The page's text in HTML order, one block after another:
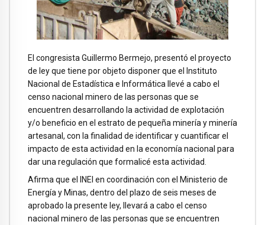
El congresista Guillermo Bermejo, presentó el proyecto
de ley que tiene por objeto disponer que el Instituto
Nacional de Estadística e Informática llevé a cabo el
censo nacional minero de las personas que se
encuentren desarrollando la actividad de explotación
y/o beneficio en el estrato de pequeña minería y minería
artesanal, con la finalidad de identificar y cuantificar el
impacto de esta actividad en la economía nacional para
dar una regulación que formalicé esta actividad.
Afirma que el INEI en coordinación con el Ministerio de
Energía y Minas, dentro del plazo de seis meses de
aprobado la presente ley, llevará a cabo el censo
nacional minero de las personas que se encuentren